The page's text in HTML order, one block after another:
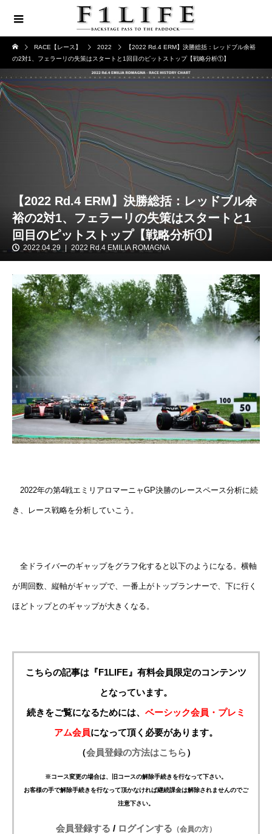
RACE【レース】 2022
【2022 Rd.4 ERM】決勝総括：レッドブル余裕
の2対1、フェラーリの失策はスタートと1回目のピットストップ【戦略分析①】
【2022 Rd.4 ERM】決勝総括：レッドブル余
裕の2対1、フェラーリの失策はスタートと1
回目のピットストップ【戦略分析①】
2022.04.29 2022 Rd.4 EMILIA ROMAGNA
2022年の第4戦エミリアロマーニャGP決勝のレースペース分析に続
き、レース戦略を分析していこう。
全ドライバーのギャップをグラフ化すると以下のようになる。横軸
が周回数、縦軸がギャップで、一番上がトップランナーで、下に行く
ほどトップとのギャップが大きくなる。
こちらの記事は『F1LIFE』有料会員限定のコンテンツ
となっています。
続きをご覧になるためには、 ベーシック会員・プレミ
アム会員になって頂く必要があります。
（会員登録の方法はこちら）
※コース変更の場合は、旧コースの解除手続きを行なって下さい。
お客様の手で解除手続きを行なって頂かなければ継続課金は解除されませんのでご
注意下さい。
会員登録する / ログインする （会員の方）